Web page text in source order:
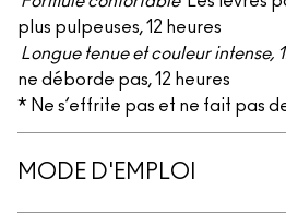
plus pulpeuses, 12 heures
Longue tenue et couleur intense,
ne déborde pas, 12 heures
* Ne s’effrite pas et ne fait pas
MODE D'EMPLOI